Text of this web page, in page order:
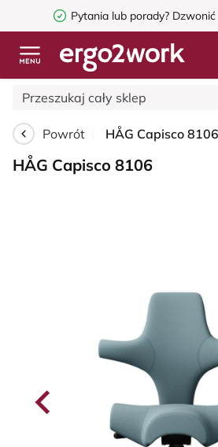
Pytania lub porady? Dzwonić
Powrót
HÅG Capisco 8106